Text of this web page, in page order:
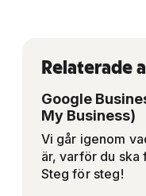
Relaterade
Google
My Business)
Vi går igenom
är, varför du ska
Steg för steg!